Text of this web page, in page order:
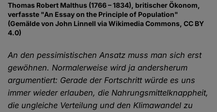
Thomas Robert Malthus (1766 – 1834), britischer Ökonom,
verfasste "An Essay on the Principle of Population"
(Gemälde von John Linnell via Wikimedia Commons, CC BY
4.0)
An den pessimistischen Ansatz muss man sich erst
gewöhnen. Normalerweise wird ja andersherum
argumentiert: Gerade der Fortschritt würde es uns
immer wieder erlauben, die Nahrungsmittelknappheit,
die ungleiche Verteilung und den Klimawandel zu